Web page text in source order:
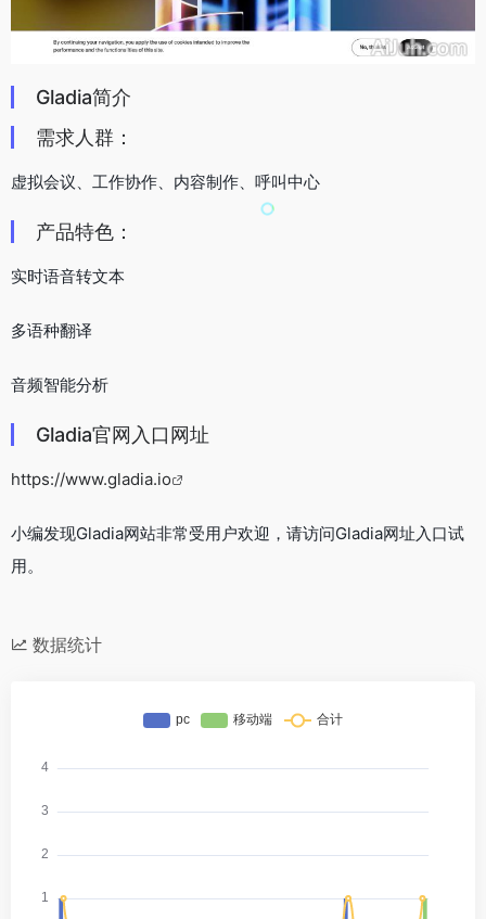
Gladia简介
需求人群：
虚拟会议、工作协作、内容制作、呼叫中心
产品特色：
实时语音转文本
多语种翻译
音频智能分析
Gladia官网入口网址
https://www.gladia.io
小编发现Gladia网站非常受用户欢迎，请访问Gladia网址入口试
用。
数据统计